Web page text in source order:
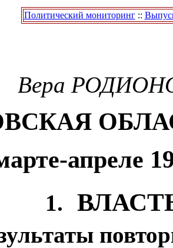
Политический мониторинг::
Вера
апреле
1.